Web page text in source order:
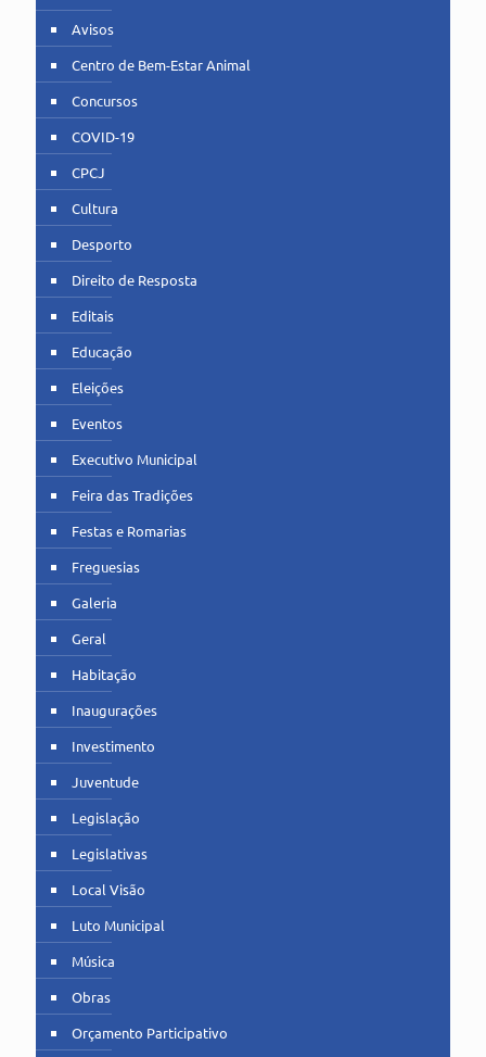
Avisos
Centro de Bem-Estar Animal
Concursos
COVID-19
CPCJ
Cultura
Desporto
Direito de Resposta
Editais
Educação
Eleições
Eventos
Executivo Municipal
Feira das Tradições
Festas e Romarias
Freguesias
Galeria
Geral
Habitação
Inaugurações
Investimento
Juventude
Legislação
Legislativas
Local Visão
Luto Municipal
Música
Obras
Orçamento Participativo